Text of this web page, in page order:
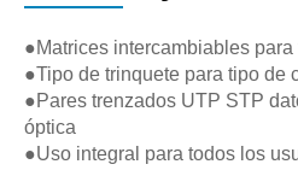
●Matrices intercambiables
●Tipo de trinquete para tipo de
●Pares trenzados UTP STP
óptica
●Uso integral para todos los